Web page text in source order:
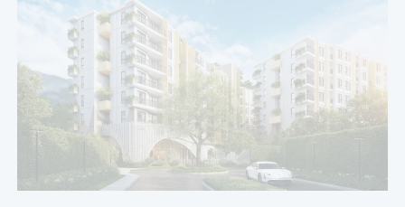
Перейти
Перейти
Перейти
Перейти
Перейти